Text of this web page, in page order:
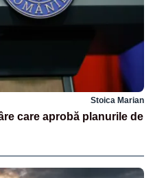
Stoica Marian
care aprobă planurile de